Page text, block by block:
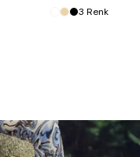
3 Renk